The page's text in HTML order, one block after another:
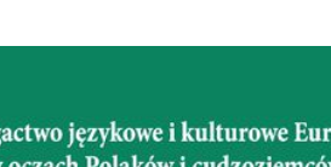
oraz problematyką przekładu literackiego.